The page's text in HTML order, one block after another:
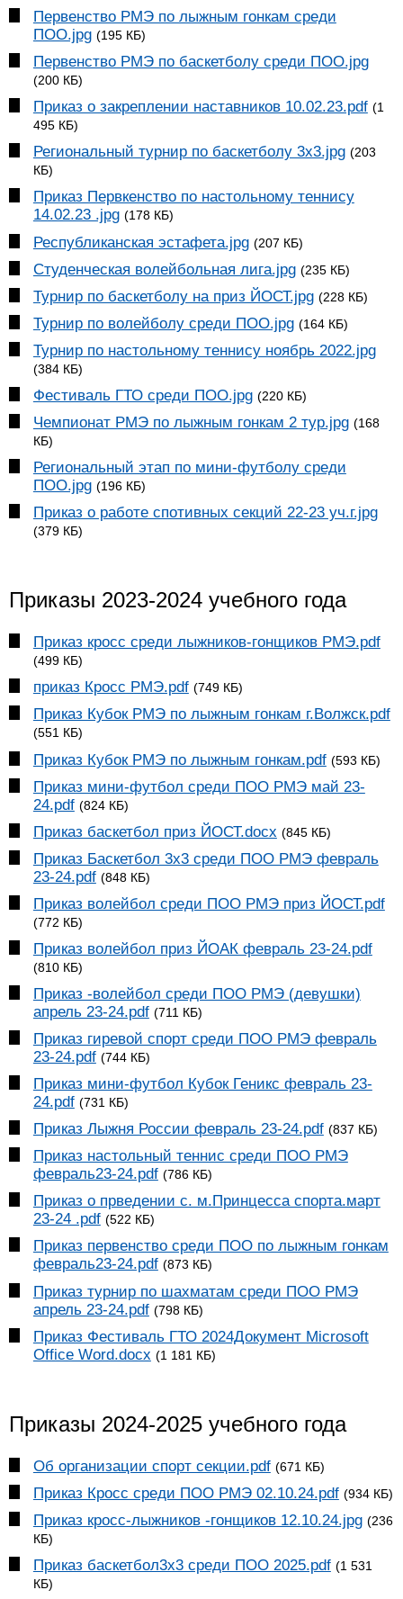
Первенство РМЭ по лыжным гонкам среди
ПОО.jpg (195 КБ)
Первенство РМЭ по баскетболу среди ПОО.jpg
(200 КБ)
Приказ о закреплении наставников 10.02.23.pdf (1
495 КБ)
Региональный турнир по баскетболу 3х3.jpg (203
КБ)
Приказ Первкенство по настольному теннису
14.02.23 .jpg (178 КБ)
Республиканская эстафета.jpg (207 КБ)
Студенческая волейбольная лига.jpg (235 КБ)
Турнир по баскетболу на приз ЙОСТ.jpg (228 КБ)
Турнир по волейболу среди ПОО.jpg (164 КБ)
Турнир по настольному теннису ноябрь 2022.jpg
(384 КБ)
Фестиваль ГТО среди ПОО.jpg (220 КБ)
Чемпионат РМЭ по лыжным гонкам 2 тур.jpg (168
КБ)
Региональный этап по мини-футболу среди
ПОО.jpg (196 КБ)
Приказ о работе спотивных секций 22-23 уч.г.jpg
(379 КБ)
Приказы 2023-2024 учебного года
Приказ кросс среди лыжников-гонщиков РМЭ.pdf
(499 КБ)
приказ Кросс РМЭ.pdf (749 КБ)
Приказ Кубок РМЭ по лыжным гонкам г.Волжск.pdf
(551 КБ)
Приказ Кубок РМЭ по лыжным гонкам.pdf (593 КБ)
Приказ мини-футбол среди ПОО РМЭ май 23-
24.pdf (824 КБ)
Приказ баскетбол приз ЙОСТ.docx (845 КБ)
Приказ Баскетбол 3х3 среди ПОО РМЭ февраль
23-24.pdf (848 КБ)
Приказ волейбол среди ПОО РМЭ приз ЙОСТ.pdf
(772 КБ)
Приказ волейбол приз ЙОАК февраль 23-24.pdf
(810 КБ)
Приказ -волейбол среди ПОО РМЭ (девушки)
апрель 23-24.pdf (711 КБ)
Приказ гиревой спорт среди ПОО РМЭ февраль
23-24.pdf (744 КБ)
Приказ мини-футбол Кубок Геникс февраль 23-
24.pdf (731 КБ)
Приказ Лыжня России февраль 23-24.pdf (837 КБ)
Приказ настольный теннис среди ПОО РМЭ
февраль23-24.pdf (786 КБ)
Приказ о прведении с. м.Принцесса спорта.март
23-24 .pdf (522 КБ)
Приказ первенство среди ПОО по лыжным гонкам
февраль23-24.pdf (873 КБ)
Приказ турнир по шахматам среди ПОО РМЭ
апрель 23-24.pdf (798 КБ)
Приказ Фестиваль ГТО 2024Документ Microsoft
Office Word.docx (1 181 КБ)
Приказы 2024-2025 учебного года
Об организации спорт секции.pdf (671 КБ)
Приказ Кросс среди ПОО РМЭ 02.10.24.pdf (934 КБ)
Приказ кросс-лыжников -гонщиков 12.10.24.jpg (236
КБ)
Приказ баскетбол3х3 среди ПОО 2025.pdf (1 531
КБ)